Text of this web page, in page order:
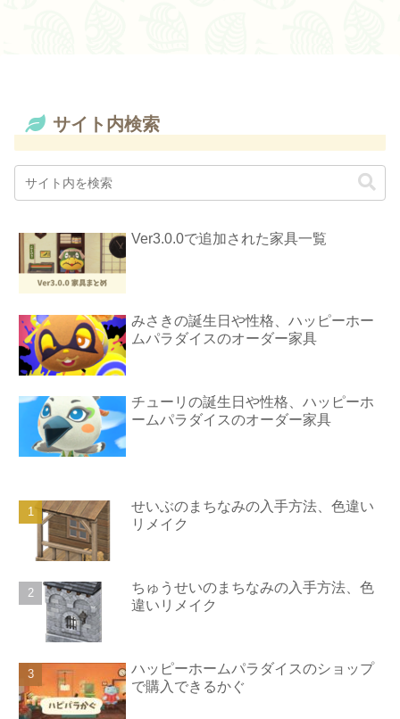
サイト内検索
Ver3.0.0で追加された家具一覧
みさきの誕生日や性格、ハッピーホー
ムパラダイスのオーダー家具
チューリの誕生日や性格、ハッピーホ
ームパラダイスのオーダー家具
せいぶのまちなみの入手方法、色違い
リメイク
ちゅうせいのまちなみの入手方法、色
違いリメイク
ハッピーホームパラダイスのショップ
で購入できるかぐ